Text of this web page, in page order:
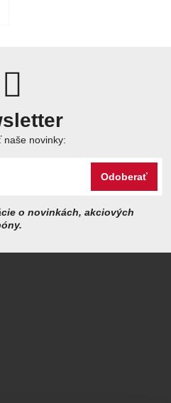
naše novinky:
Odoberať
o novinkách, akciových